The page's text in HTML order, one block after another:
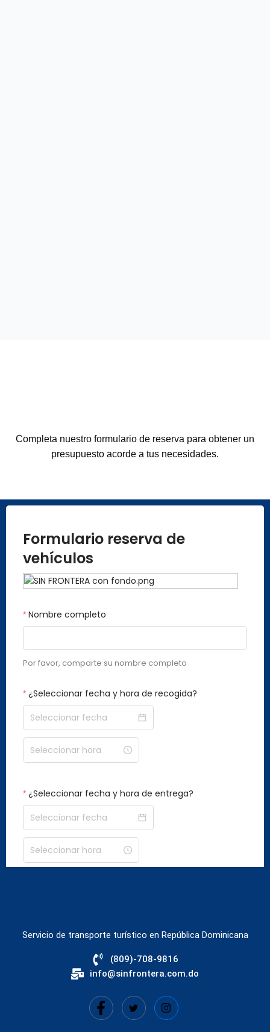
Completa nuestro formulario de reserva para obtener un
presupuesto acorde a tus necesidades.
Servicio de transporte turístico en República Dominicana
(809)-708-9816
info@sinfrontera.com.do